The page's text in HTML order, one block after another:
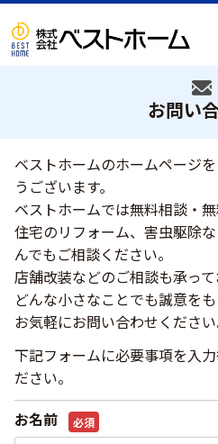
お問い
ベストホームのホームページ
うございます。
ベストホームでは無料相談・
住宅のリフォーム、害虫駆除
んでもご相談ください。
店舗改装などのご相談も承って
どんな小さなことでも誠意を
お気軽にお問い合わせください
下記フォームに必要事項を入
ださい。
お名前
必須